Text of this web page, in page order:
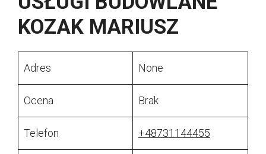
KOZAK MARIUSZ
Adres None
Ocena Brak
Telefon +48731144455